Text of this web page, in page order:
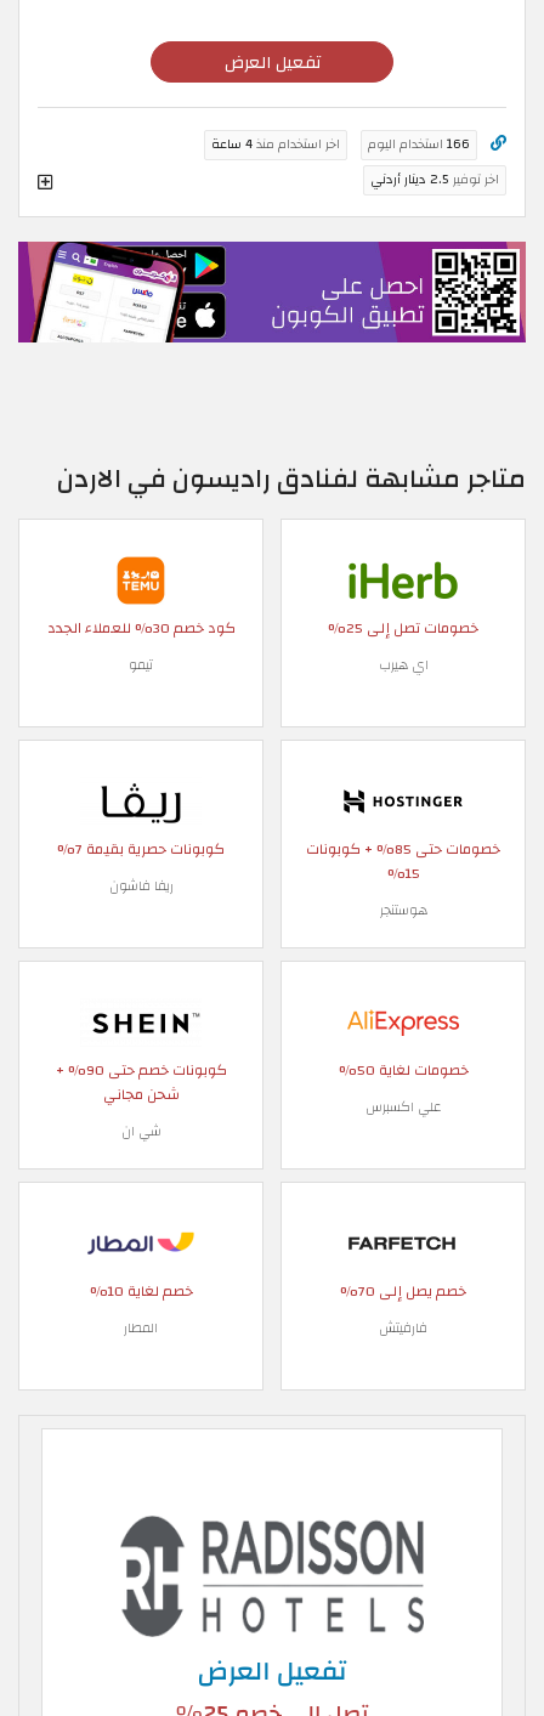
تفعيل العرض
166 استخدام اليوم اخر استخدام منذ4 ساعة
اخر توفير 2.5 دينار أردني
متاجر مشابهة لفنادق راديسون في الاردن
خصومات تصل إلى 25%
اي هيرب
كود خصم 30% للعملاء الجدد
تيمو
خصومات حتى 85% + كوبونات
15%
هوستنجر
كوبونات حصرية بقيمة 7%
ريفا فاشون
خصومات لغاية 50%
علي اكسبرس
كوبونات خصم حتى 90% +
شحن مجاني
شي ان
خصم يصل إلى 70%
فارفيتش
خصم لغاية 10%
المطار